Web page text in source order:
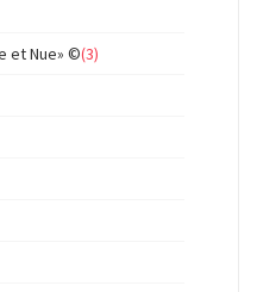
et Nue» ©(3)